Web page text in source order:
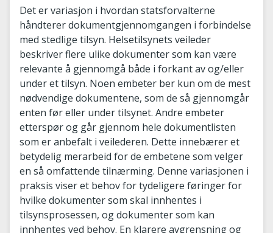
Det er variasjon i hvordan statsforvalterne
håndterer dokumentgjennomgangen i forbindelse
med stedlige tilsyn. Helsetilsynets veileder
beskriver flere ulike dokumenter som kan være
relevante å gjennomgå både i forkant av og/eller
under et tilsyn. Noen embeter ber kun om de mest
nødvendige dokumentene, som de så gjennomgår
enten før eller under tilsynet. Andre embeter
etterspør og går gjennom hele dokumentlisten
som er anbefalt i veilederen. Dette innebærer et
betydelig merarbeid for de embetene som velger
en så omfattende tilnærming. Denne variasjonen i
praksis viser et behov for tydeligere føringer for
hvilke dokumenter som skal innhentes i
tilsynsprosessen, og dokumenter som kan
innhentes ved behov. En klarere avgrensning og